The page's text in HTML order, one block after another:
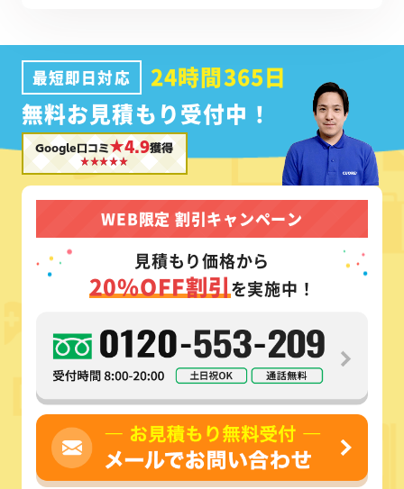
最短即日対応
24時間365日
無料お見積もり受付中！
Google口コミ★4.9獲得
WEB限定 割引キャンペーン
見積もり価格から
20%OFF割引を実施中！